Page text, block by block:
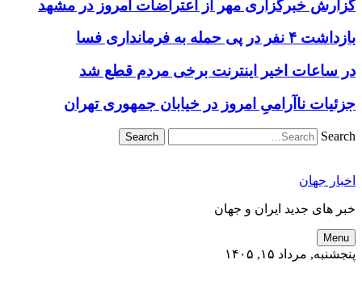
گزارش خبرگزاری مهر از اعتراضات امروز در مشهد
بازداشت ۴ نفر در پی حمله به فرمانداری فسا
در ساعات اخیر اینترنت برخی مردم قطع شد
جزئیات ناآرامیِ امروز در خیابان جمهوری تهران
Search
اخبار جهان
خبر های جدید ایران و جهان
Menu
پنجشنبه, مرداد ۱۵, ۱۴۰۵